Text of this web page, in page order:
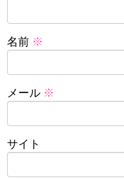
名前 ※
メール ※
サイト